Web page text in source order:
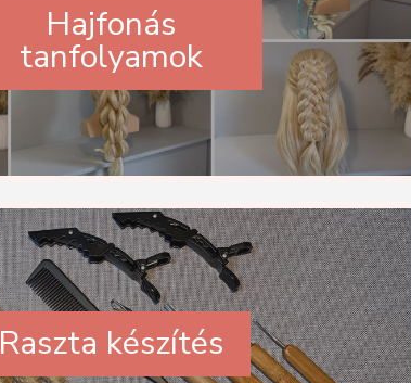
Hajfonás
tanfolyamok
Raszta készítés